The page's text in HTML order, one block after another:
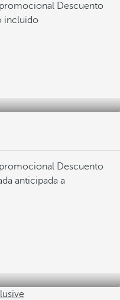
Descuento
incluido
Descuento
anticipada a